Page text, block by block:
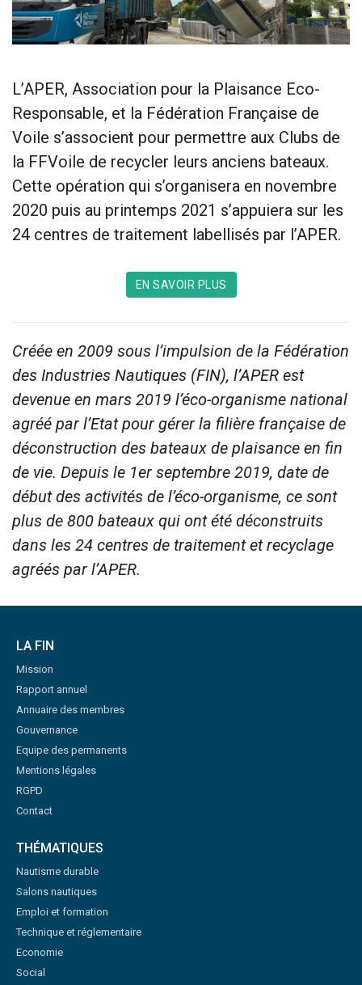
L’APER, Association pour la Plaisance Eco-
Responsable, et la Fédération Française de
Voile s’associent pour permettre aux Clubs de
la FFVoile de recycler leurs anciens bateaux.
Cette opération qui s’organisera en novembre
2020 puis au printemps 2021 s’appuiera sur les
24 centres de traitement labellisés par l’APER.
EN SAVOIR PLUS
Créée en 2009 sous l’impulsion de la Fédération
des Industries Nautiques (FIN), l’APER est
devenue en mars 2019 l’éco-organisme national
agréé par l’Etat pour gérer la filière française de
déconstruction des bateaux de plaisance en fin
de vie. Depuis le 1er septembre 2019, date de
début des activités de l’éco-organisme, ce sont
plus de 800 bateaux qui ont été déconstruits
dans les 24 centres de traitement et recyclage
agréés par l’APER.
LA FIN
Mission
Rapport annuel
Annuaire des membres
Gouvernance
Equipe des permanents
Mentions légales
RGPD
Contact
THÉMATIQUES
Nautisme durable
Salons nautiques
Emploi et formation
Technique et réglementaire
Economie
Social